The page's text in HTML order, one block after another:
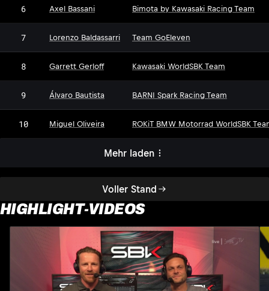
Voller Stand
6 Axel Bassani Bimota by Kawasaki Racing Team
7 Lorenzo Baldassarri Team GoEleven
8 Garrett Gerloff Kawasaki WorldSBK Team
9 Álvaro Bautista BARNI Spark Racing Team
10 Miguel Oliveira ROKiT BMW Motorrad WorldSBK
Mehr laden
HIGHLIGHT-VIDEOS